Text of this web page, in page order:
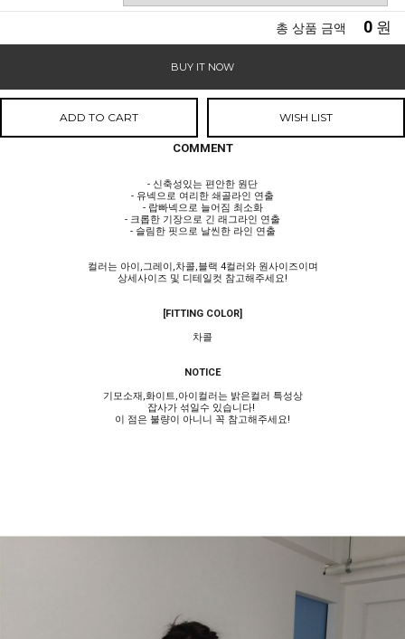
총 상품 금액 0 원
BUY IT NOW
ADD TO CART WISH LIST
COMMENT
- 신축성있는 편안한 원단
- 유넥으로 여리한 쇄골라인 연출
- 랍빠넥으로 늘어짐 최소화
- 크롭한 기장으로 긴 래그라인 연출
- 슬림한 핏으로 날씬한 라인 연출
컬러는 아이,그레이,차콜,블랙 4컬러와 원사이즈이며
상세사이즈 및 디테일컷 참고해주세요!
[FITTING COLOR]
차콜
NOTICE
기모소재,화이트,아이컬러는 밝은컬러 특성상
잡사가 섞일수 있습니다!
이 점은 불량이 아니니 꼭 참고해주세요!